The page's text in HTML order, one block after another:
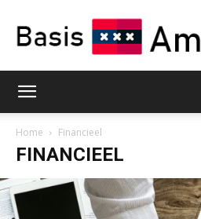
Home Financieel
FINANCIEEL